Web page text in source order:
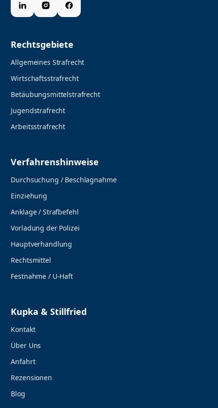
Rechtsgebiete
Allgemeines Strafrecht
Wirtschaftsstrafrecht
Betäubungsmittelstrafrecht
Jugendstrafrecht
Arbeitsstrafrecht
Verfahrenshinweise
Durchsuchung / Beschlagnahme
Einziehung
Anklage / Strafbefehl
Vorladung der Polizei
Hauptverhandlung
Rechtsmittel
Festnahme / U-Haft
Kupka & Stillfried
Kontakt
Über Uns
Anfahrt
Rezensionen
Blog